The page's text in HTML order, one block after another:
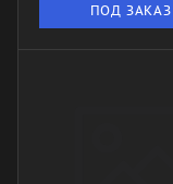
ПОД ЗАКАЗ